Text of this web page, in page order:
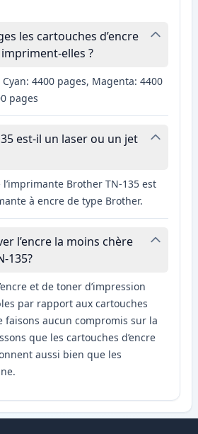
les cartouches d’encre
elles ?
4400 pages, Magenta: 4400
pages
est-il un laser ou un jet
Brother TN-135 est
à encre de type Brother.
l’encre la moins chère
135?
et de toner d’impression
par rapport aux cartouches
faisons aucun compromis sur la
que les cartouches d’encre
aussi bien que les